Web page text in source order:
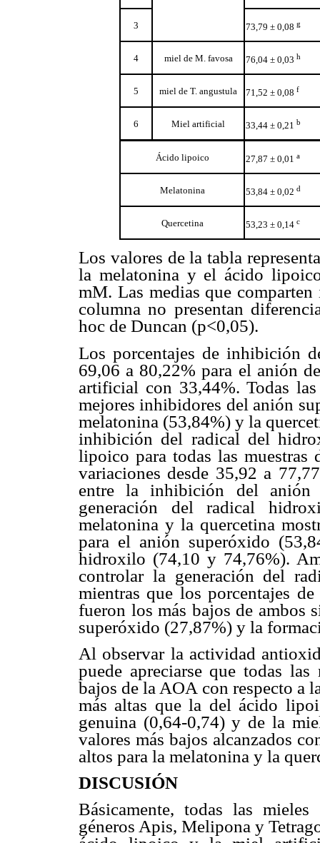
3 73,79 ± 0,08 g
4 miel de M. favosa 76,04 ± 0,03 h
5 miel de T. angustula 71,52 ± 0,08 f
6 Miel artificial 33,44 ± 0,21 b
Ácido lipoico 27,87 ± 0,01 a
Melatonina 53,84 ± 0,02 d
Quercetina 53,23 ± 0,14 c
Los valores de la tabla
la melatonina y el ácido
mM. Las medias que
columna no presentan
hoc de Duncan (p<0,05).
Los porcentajes de inhibición
69,06 a 80,22% para el anión
artificial con 33,44%. Todas
mejores inhibidores del anión
melatonina (53,84%) y la
inhibición del radical del
lipoico para todas las
variaciones desde 35,92 a
entre la inhibición del
generación del radical
melatonina y la quercetina
para el anión superóxido
hidroxilo (74,10 y 74,76%).
controlar la generación del
mientras que los porcentajes
fueron los más bajos de ambos
superóxido (27,87%) y la
Al observar la actividad
puede apreciarse que todas
bajos de la AOA con respecto a
más altas que la del ácido
genuina (0,64-0,74) y de la
valores más bajos alcanzados
altos para la melatonina y la
DISCUSIÓN
Básicamente, todas las
géneros Apis, Melipona y